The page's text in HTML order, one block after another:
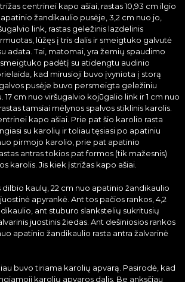
centrinei kapo ašiai, rastas 10,93 cm ilgio
žandikaulio pusėje, 3,2 cm nuo jo,
link, rastas geležinis lazdelinis
lūžęs į tris dalis ir smeigtuko galvutė
adata. Tai, matomai, yra žemių spaudimo
padėtį su atidengtu audinio
kad mirusioji buvo įvyniota į storą
pusėje buvo persmeigta geležiniu
17 cm nuo viršugalvio kojūgalio link ir 1 cm nuo
tamsiai mėlynos spalvos stiklinis karolis.
kapo ašiai. Prie pat šio karolio rasta
su karolių ir toliau tęsiasi po apatiniu
pirmojo karolio, prie pat apatinio
antras tokios pat formos (tik mažesnis)
karolis. Jis kiek įstrižas kapo ašiai.
dilbio kaulų, 22 cm nuo apatinio žandikaulio
apyrankė. Ant tos pačios rankos, 4,2
ant stuburo slankstelių sukritusių
juostinis žiedas. Ant dešiniosios rankos
apatinio žandikaulio rasta antra žalvarinė
buvo tiriama karolių apvarą. Pasirodė, kad
karolių apvaros dalis. Be anksčiau